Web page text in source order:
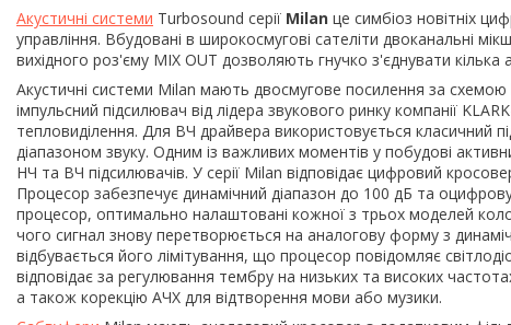
Акустичні системи Turbosound серії Milan це симбіоз новітніх
управління. Вбудовані в широкосмугові сателіти двоканальні
вихідного роз'єму MIX OUT дозволяють гнучко з'єднувати
Акустичні системи Milan мають двосмугове посилення за
імпульсний підсилювач від лідера звукового ринку компанії
тепловиділення. Для ВЧ драйвера використовується
діапазоном звуку. Одним із важливих моментів у побудові
НЧ та ВЧ підсилювачів. У серії Milan відповідає цифровий
Процесор забезпечує динамічний діапазон до 100 дБ та
процесор, оптимально налаштовані кожної з трьох моделей
чого сигнал знову перетворюється на аналогову форму з
відбувається його лімітування, що процесор повідомляє
відповідає за регулювання тембру на низьких та високих
а також корекцію АЧХ для відтворення мови або музики.